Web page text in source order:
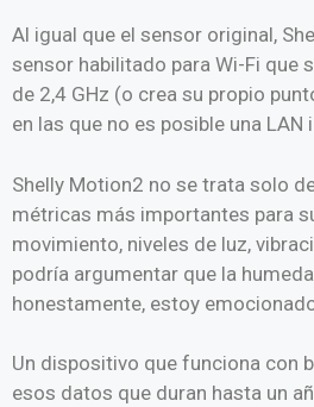
Al igual que el sensor original,
sensor habilitado para Wi-Fi que
de 2,4 GHz (o crea su propio
en las que no es posible una LAN
Shelly Motion2 no se trata solo
métricas más importantes para
movimiento, niveles de luz,
podría argumentar que la
honestamente, estoy
Un dispositivo que funciona con
esos datos que duran hasta un